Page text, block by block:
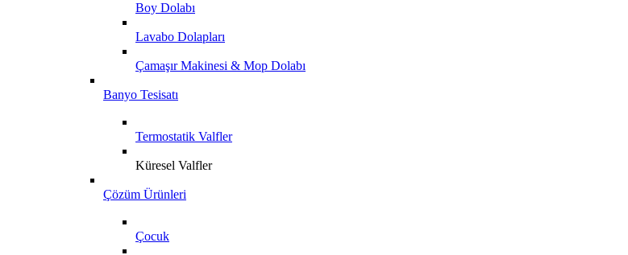
Boy Dolabı
Lavabo Dolapları
Çamaşır Makinesi & Mop Dolabı
Banyo Tesisatı
Termostatik Valfler
Küresel Valfler
Çözüm Ürünleri
Çocuk